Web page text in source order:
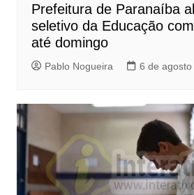
Prefeitura de Paranaíba
seletivo da Educação
até domingo
Pablo Nogueira 6 de